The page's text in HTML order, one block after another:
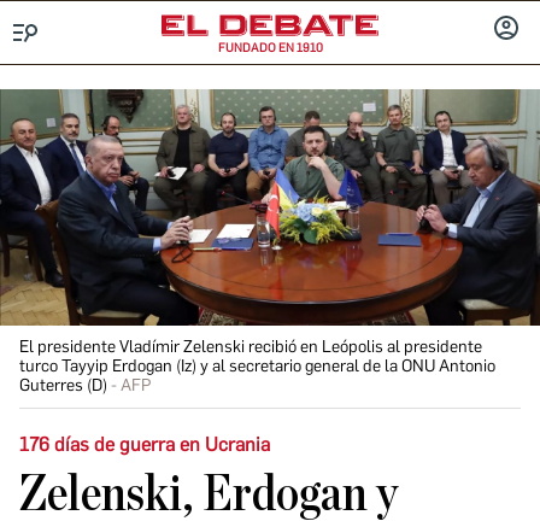
FUNDADO EN 1910
El presidente Vladímir Zelenski recibió en Leópolis al presidente
turco Tayyip Erdogan (Iz) y al secretario general de la ONU Antonio
Guterres (D)
AFP
176 días de guerra en Ucrania
Zelenski, Erdogan y